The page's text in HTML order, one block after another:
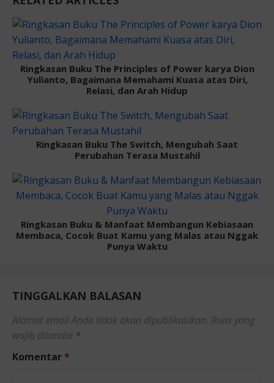
Ringkasan Buku The Principles of Power karya Dion
Yulianto, Bagaimana Memahami Kuasa atas Diri,
Relasi, dan Arah Hidup
Ringkasan Buku The Switch, Mengubah Saat
Perubahan Terasa Mustahil
Ringkasan Buku & Manfaat Membangun Kebiasaan
Membaca, Cocok Buat Kamu yang Malas atau Nggak
Punya Waktu
TINGGALKAN BALASAN
Alamat email Anda tidak akan dipublikasikan. Ruas yang
wajib ditandai *
Komentar*